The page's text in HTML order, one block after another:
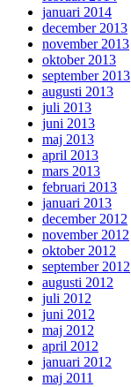
januari 2014
december 2013
november 2013
oktober 2013
september 2013
augusti 2013
juli 2013
juni 2013
maj 2013
april 2013
mars 2013
februari 2013
januari 2013
december 2012
november 2012
oktober 2012
september 2012
augusti 2012
juli 2012
juni 2012
maj 2012
april 2012
januari 2012
maj 2011